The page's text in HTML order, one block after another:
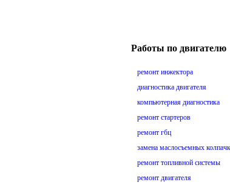
Работы по двигателю
ремонт инжектора
диагностика двигателя
компьютерная диагностика
ремонт стартеров
ремонт гбц
замена маслосъемных
ремонт топливной системы
ремонт двигателя